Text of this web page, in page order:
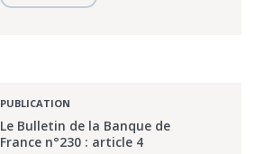
PUBLICATION
Le Bulletin de la Banque de
France n°230 : article 4